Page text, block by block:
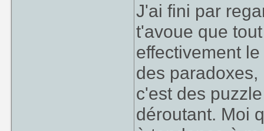
J'ai fini par
t'avoue que
effectivement
des
c'est des
déroutant. Moi